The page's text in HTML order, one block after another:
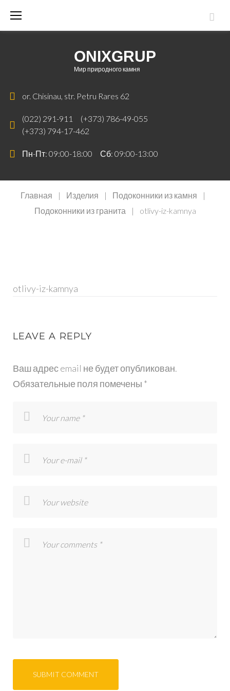
ONIXGRUP
Мир природного камня
or. Chisinau, str. Petru Rares 62
(022) 291-911
(+373) 786-49-055
(+373) 794-17-462
Пн-Пт: 09:00-18:00 Сб: 09:00-13:00
Главная | Изделия | Подоконники из камня
|
Подоконники из гранита
| otlivy-iz-kamnya
IZ-
otlivy-iz-kamnya
LEAVE A REPLY
Ваш адрес email не будет опубликован.
Обязательные поля помечены *